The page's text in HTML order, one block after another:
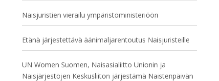
Naisjuristien vierailu ympäristöministeriöön
Etänä järjestettävä äänimaljarentoutus Naisjuristeille
UN Women Suomen, Naisasialiitto Unionin ja
Naisjärjestöjen Keskusliiton järjestämä Naistenpäivän